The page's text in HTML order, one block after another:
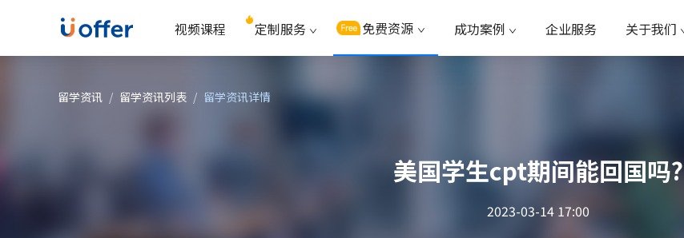
视频课程 定制服务 免费资源 成功案例 企业服务 关于我们
留学资讯 / 留学资讯列表 / 留学资讯详情
美国学生cpt期间能回国吗?
2023-03-14 17:00